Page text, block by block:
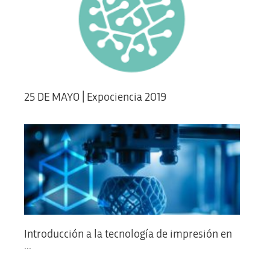
25 DE MAYO | Expociencia 2019
Introducción a la tecnología de impresión en
...